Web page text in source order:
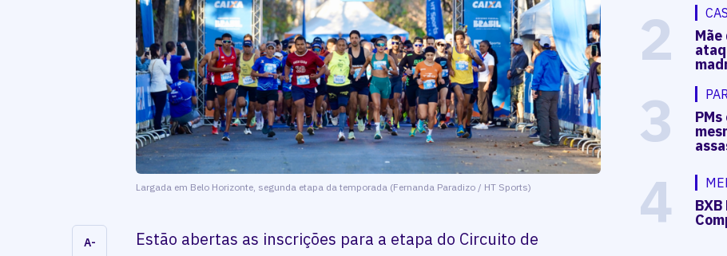
Largada em Belo Horizonte, segunda etapa da temporada (Fernanda Paradizo / HT Sports)
A-
Estão abertas as inscrições para a etapa do Circuito de
2
3
4